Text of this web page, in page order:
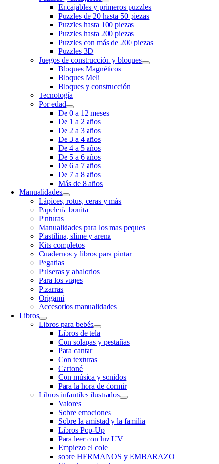
Encajables y primeros puzzles
Puzzles de 20 hasta 50 piezas
Puzzles hasta 100 piezas
Puzzles hasta 200 piezas
Puzzles con más de 200 piezas
Puzzles 3D
Juegos de construcción y bloques
Bloques Magnéticos
Bloques Meli
Bloques y construcción
Tecnología
Por edad
De 0 a 12 meses
De 1 a 2 años
De 2 a 3 años
De 3 a 4 años
De 4 a 5 años
De 5 a 6 años
De 6 a 7 años
De 7 a 8 años
Más de 8 años
Manualidades
Lápices, rotus, ceras y más
Papelería bonita
Pinturas
Manualidades para los mas peques
Plastilina, slime y arena
Kits completos
Cuadernos y libros para pintar
Pegatias
Pulseras y abalorios
Para los viajes
Pizarras
Origami
Accesorios manualidades
Libros
Libros para bebés
Libros de tela
Con solapas y pestañas
Para cantar
Con texturas
Cartoné
Con música y sonidos
Para la hora de dormir
Libros infantiles ilustrados
Valores
Sobre emociones
Sobre la amistad y la familia
Libros Pop-Up
Para leer con luz UV
Empiezo el cole
sobre HERMANOS y EMBARAZO